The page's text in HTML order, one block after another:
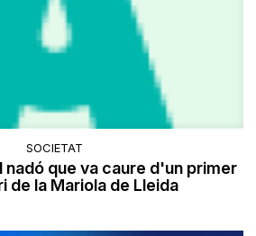
SOCIETAT
que va caure d'un primer
de la Mariola de Lleida